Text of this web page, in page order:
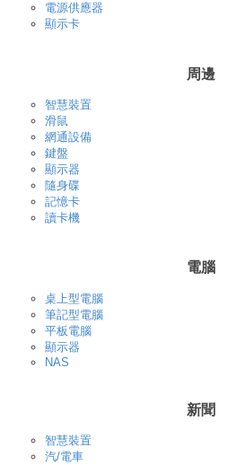
電源供應器
顯示卡
周邊
智慧裝置
滑鼠
網通設備
鍵盤
顯示器
隨身碟
記憶卡
讀卡機
電腦
桌上型電腦
筆記型電腦
平板電腦
顯示器
NAS
新聞
智慧裝置
汽/電車